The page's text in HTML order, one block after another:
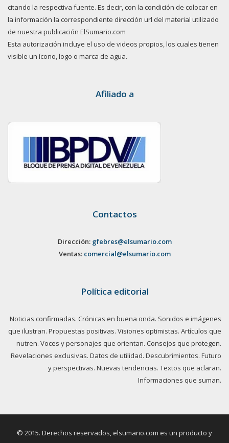
citando la respectiva fuente. Es decir, con la condición de colocar en
la información la correspondiente dirección url del material utilizado
de nuestra publicación ElSumario.com
Esta autorización incluye el uso de videos propios, los cuales tienen
visible un ícono, logo o marca de agua.
Afiliado a
Contactos
Dirección: gfebres@elsumario.com
Ventas: comercial@elsumario.com
Política editorial
Noticias confirmadas. Crónicas en buena onda. Sonidos e imágenes
que ilustran. Propuestas positivas. Visiones optimistas. Artículos que
nutren. Voces y personajes que orientan. Consejos que protegen.
Revelaciones exclusivas. Datos de utilidad. Descubrimientos. Futuro
y perspectivas. Nuevas tendencias. Textos que aclaran.
Informaciones que suman.
© 2015. Derechos reservados, elsumario.com es un producto y